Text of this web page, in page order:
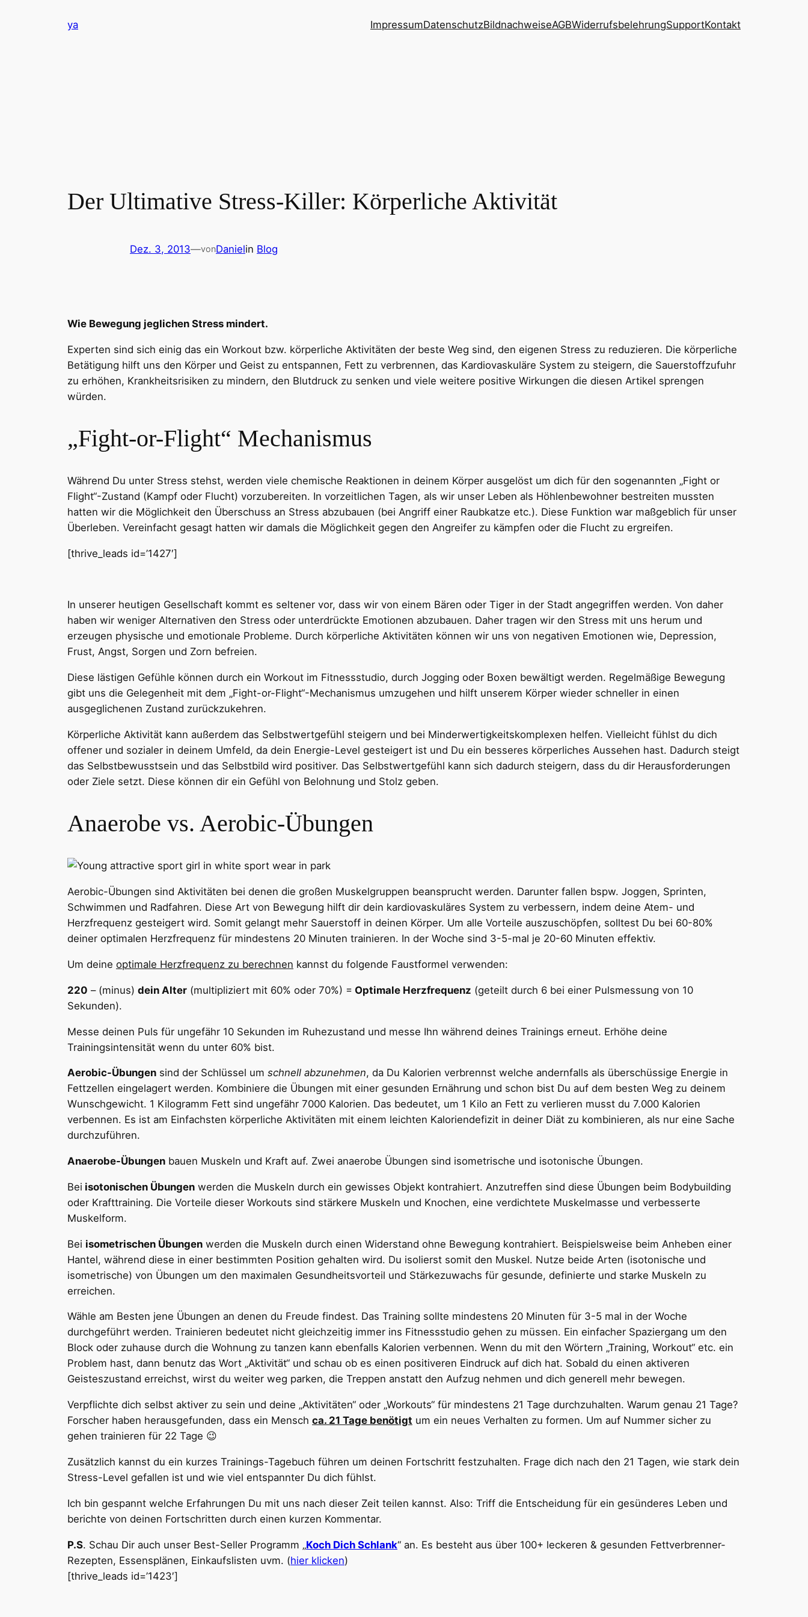
ya ImpressumDatenschutzBildnachweiseAGBWiderrufsbelehrungSupportKontakt
Der Ultimative Stress-Killer: Körperliche Aktivität
Dez. 3, 2013—vonDanielin Blog
Wie Bewegung jeglichen Stress mindert.
Experten sind sich einig das ein Workout bzw. körperliche Aktivitäten der beste Weg sind, den eigenen Stress zu reduzieren. Die körperliche
Betätigung hilft uns den Körper und Geist zu entspannen, Fett zu verbrennen, das Kardiovaskuläre System zu steigern, die Sauerstoffzufuhr
zu erhöhen, Krankheitsrisiken zu mindern, den Blutdruck zu senken und viele weitere positive Wirkungen die diesen Artikel sprengen
würden.
„Fight-or-Flight“ Mechanismus
Während Du unter Stress stehst, werden viele chemische Reaktionen in deinem Körper ausgelöst um dich für den sogenannten „Fight or
Flight“-Zustand (Kampf oder Flucht) vorzubereiten. In vorzeitlichen Tagen, als wir unser Leben als Höhlenbewohner bestreiten mussten
hatten wir die Möglichkeit den Überschuss an Stress abzubauen (bei Angriff einer Raubkatze etc.). Diese Funktion war maßgeblich für unser
Überleben. Vereinfacht gesagt hatten wir damals die Möglichkeit gegen den Angreifer zu kämpfen oder die Flucht zu ergreifen.
[thrive_leads id=’1427′]
In unserer heutigen Gesellschaft kommt es seltener vor, dass wir von einem Bären oder Tiger in der Stadt angegriffen werden. Von daher
haben wir weniger Alternativen den Stress oder unterdrückte Emotionen abzubauen. Daher tragen wir den Stress mit uns herum und
erzeugen physische und emotionale Probleme. Durch körperliche Aktivitäten können wir uns von negativen Emotionen wie, Depression,
Frust, Angst, Sorgen und Zorn befreien.
Diese lästigen Gefühle können durch ein Workout im Fitnessstudio, durch Jogging oder Boxen bewältigt werden. Regelmäßige Bewegung
gibt uns die Gelegenheit mit dem „Fight-or-Flight“-Mechanismus umzugehen und hilft unserem Körper wieder schneller in einen
ausgeglichenen Zustand zurückzukehren.
Körperliche Aktivität kann außerdem das Selbstwertgefühl steigern und bei Minderwertigkeitskomplexen helfen. Vielleicht fühlst du dich
offener und sozialer in deinem Umfeld, da dein Energie-Level gesteigert ist und Du ein besseres körperliches Aussehen hast. Dadurch steigt
das Selbstbewusstsein und das Selbstbild wird positiver. Das Selbstwertgefühl kann sich dadurch steigern, dass du dir Herausforderungen
oder Ziele setzt. Diese können dir ein Gefühl von Belohnung und Stolz geben.
Anaerobe vs. Aerobic-Übungen
Aerobic-Übungen sind Aktivitäten bei denen die großen Muskelgruppen beansprucht werden. Darunter fallen bspw. Joggen, Sprinten,
Schwimmen und Radfahren. Diese Art von Bewegung hilft dir dein kardiovaskuläres System zu verbessern, indem deine Atem- und
Herzfrequenz gesteigert wird. Somit gelangt mehr Sauerstoff in deinen Körper. Um alle Vorteile auszuschöpfen, solltest Du bei 60-80%
deiner optimalen Herzfrequenz für mindestens 20 Minuten trainieren. In der Woche sind 3-5-mal je 20-60 Minuten effektiv.
Um deine optimale Herzfrequenz zu berechnen kannst du folgende Faustformel verwenden:
220 – (minus) dein Alter (multipliziert mit 60% oder 70%) = Optimale Herzfrequenz (geteilt durch 6 bei einer Pulsmessung von 10
Sekunden).
Messe deinen Puls für ungefähr 10 Sekunden im Ruhezustand und messe Ihn während deines Trainings erneut. Erhöhe deine
Trainingsintensität wenn du unter 60% bist.
Aerobic-Übungen sind der Schlüssel um schnell abzunehmen, da Du Kalorien verbrennst welche andernfalls als überschüssige Energie in
Fettzellen eingelagert werden. Kombiniere die Übungen mit einer gesunden Ernährung und schon bist Du auf dem besten Weg zu deinem
Wunschgewicht. 1 Kilogramm Fett sind ungefähr 7000 Kalorien. Das bedeutet, um 1 Kilo an Fett zu verlieren musst du 7.000 Kalorien
verbennen. Es ist am Einfachsten körperliche Aktivitäten mit einem leichten Kaloriendefizit in deiner Diät zu kombinieren, als nur eine Sache
durchzuführen.
Anaerobe-Übungen bauen Muskeln und Kraft auf. Zwei anaerobe Übungen sind isometrische und isotonische Übungen.
Bei isotonischen Übungen werden die Muskeln durch ein gewisses Objekt kontrahiert. Anzutreffen sind diese Übungen beim Bodybuilding
oder Krafttraining. Die Vorteile dieser Workouts sind stärkere Muskeln und Knochen, eine verdichtete Muskelmasse und verbesserte
Muskelform.
Bei isometrischen Übungen werden die Muskeln durch einen Widerstand ohne Bewegung kontrahiert. Beispielsweise beim Anheben einer
Hantel, während diese in einer bestimmten Position gehalten wird. Du isolierst somit den Muskel. Nutze beide Arten (isotonische und
isometrische) von Übungen um den maximalen Gesundheitsvorteil und Stärkezuwachs für gesunde, definierte und starke Muskeln zu
erreichen.
Wähle am Besten jene Übungen an denen du Freude findest. Das Training sollte mindestens 20 Minuten für 3-5 mal in der Woche
durchgeführt werden. Trainieren bedeutet nicht gleichzeitig immer ins Fitnessstudio gehen zu müssen. Ein einfacher Spaziergang um den
Block oder zuhause durch die Wohnung zu tanzen kann ebenfalls Kalorien verbennen. Wenn du mit den Wörtern „Training, Workout“ etc. ein
Problem hast, dann benutz das Wort „Aktivität“ und schau ob es einen positiveren Eindruck auf dich hat. Sobald du einen aktiveren
Geisteszustand erreichst, wirst du weiter weg parken, die Treppen anstatt den Aufzug nehmen und dich generell mehr bewegen.
Verpflichte dich selbst aktiver zu sein und deine „Aktivitäten“ oder „Workouts“ für mindestens 21 Tage durchzuhalten. Warum genau 21 Tage?
Forscher haben herausgefunden, dass ein Mensch ca. 21 Tage benötigt um ein neues Verhalten zu formen. Um auf Nummer sicher zu
gehen trainieren für 22 Tage 😉
Zusätzlich kannst du ein kurzes Trainings-Tagebuch führen um deinen Fortschritt festzuhalten. Frage dich nach den 21 Tagen, wie stark dein
Stress-Level gefallen ist und wie viel entspannter Du dich fühlst.
Ich bin gespannt welche Erfahrungen Du mit uns nach dieser Zeit teilen kannst. Also: Triff die Entscheidung für ein gesünderes Leben und
berichte von deinen Fortschritten durch einen kurzen Kommentar.
P.S. Schau Dir auch unser Best-Seller Programm „Koch Dich Schlank“ an. Es besteht aus über 100+ leckeren & gesunden Fettverbrenner-
Rezepten, Essensplänen, Einkaufslisten uvm. (hier klicken)
[thrive_leads id=’1423′]